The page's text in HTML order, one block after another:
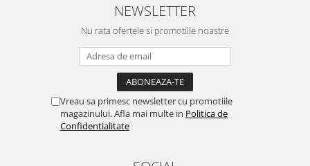
NEWSLETTER
Nu rata ofertele si promotiile noastre
Vreau sa primesc newsletter cu promotiile
magazinului. Afla mai multe in Politica de
Confidentialitate